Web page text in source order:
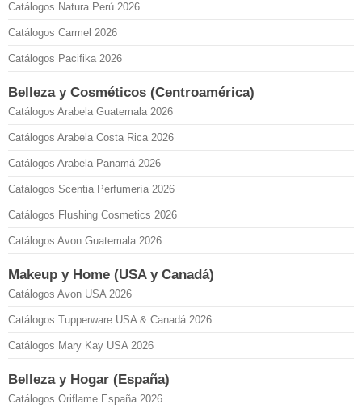
Catálogos Natura Perú 2026
Catálogos Carmel 2026
Catálogos Pacifika 2026
Belleza y Cosméticos (Centroamérica)
Catálogos Arabela Guatemala 2026
Catálogos Arabela Costa Rica 2026
Catálogos Arabela Panamá 2026
Catálogos Scentia Perfumería 2026
Catálogos Flushing Cosmetics 2026
Catálogos Avon Guatemala 2026
Makeup y Home (USA y Canadá)
Catálogos Avon USA 2026
Catálogos Tupperware USA & Canadá 2026
Catálogos Mary Kay USA 2026
Belleza y Hogar (España)
Catálogos Oriflame España 2026